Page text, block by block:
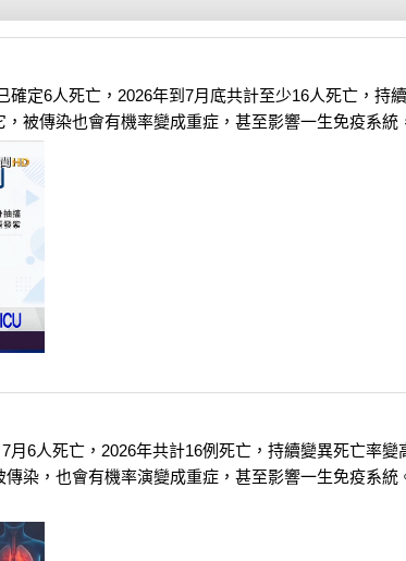
確定6人死亡，2026年到7月底共計至少16人死亡，持
被傳染也會有機率變成重症，甚至影響一生免疫系統
月6人死亡，2026年共計16例死亡，持續變異死亡率
染，也會有機率演變成重症，甚至影響一生免疫系